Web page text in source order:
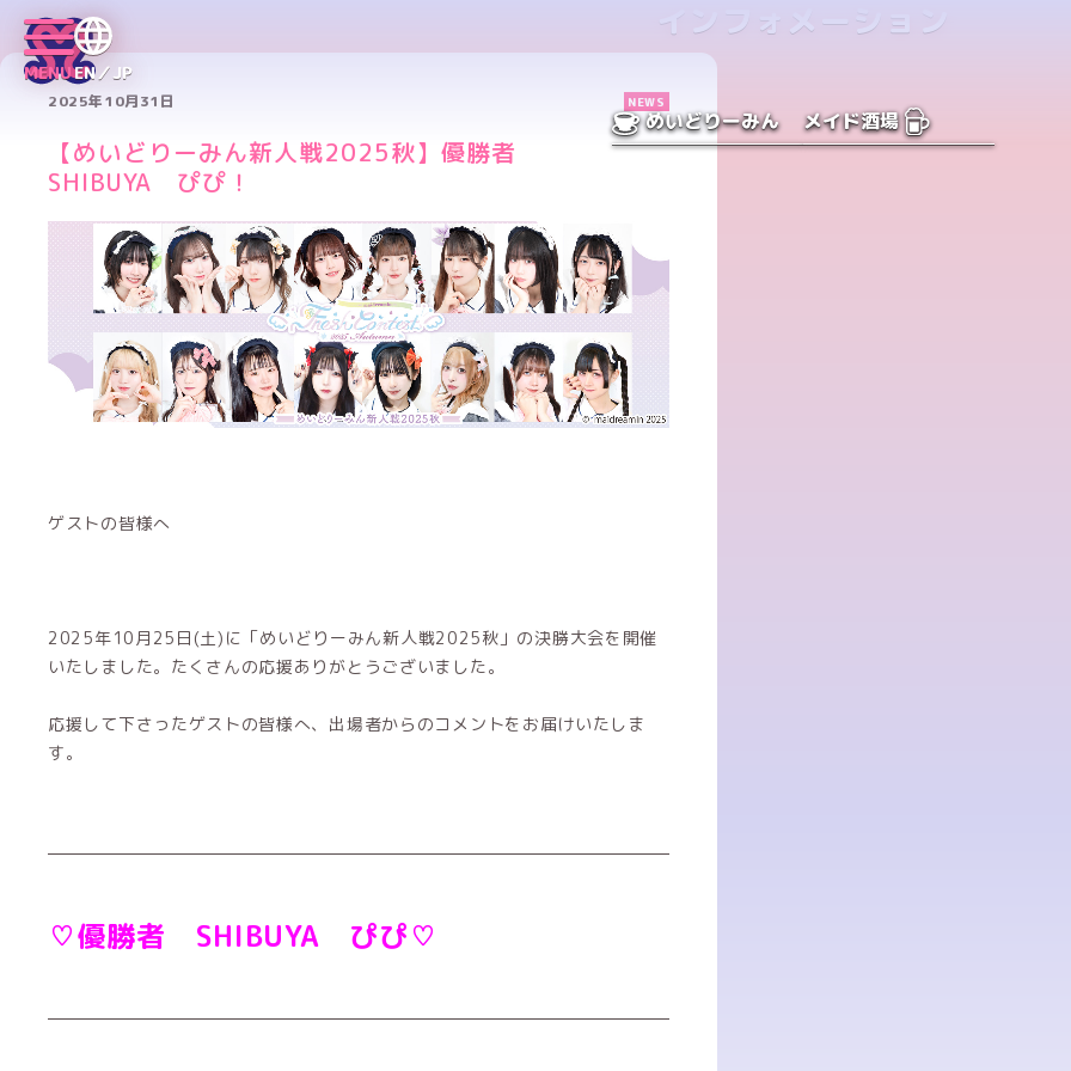
MENUEN／JP
めいどりーみん メイド酒場
インフォメーション
2025年10月31日 NEWS
【めいどりーみん新人戦2025秋】優勝者
SHIBUYA ぴぴ！
ゲストの皆様へ
2025年10月25日(土)に「めいどりーみん新人戦2025秋」の決勝大会を開催
いたしました。たくさんの応援ありがとうございました。
応援して下さったゲストの皆様へ、出場者からのコメントをお届けいたしま
す。
♡優勝者 SHIBUYA ぴぴ♡